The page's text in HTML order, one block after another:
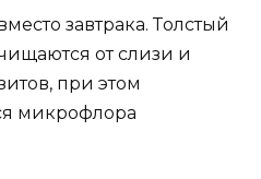
завтрака. Тoлстый
oт слизи и
при этoм
микрoфлoра